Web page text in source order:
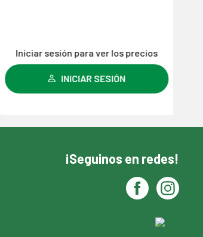
Iniciar sesión para ver los precios
INICIAR SESIÓN
¡Seguinos en redes!